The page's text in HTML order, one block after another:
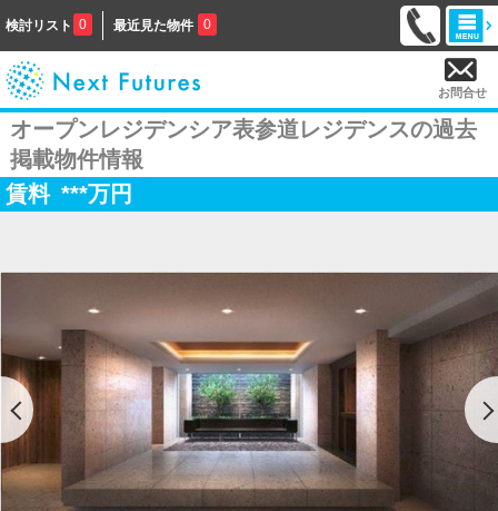
検討リスト 0 最近見た物件 0
お問合せ
オープンレジデンシア表参道レジデンスの過去
掲載物件情報
賃料 ***万円